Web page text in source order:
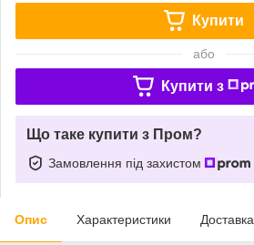
Купити
або
Купити з
Що таке купити з Пром?
Замовлення під захистом
Опис Характеристики Доставка